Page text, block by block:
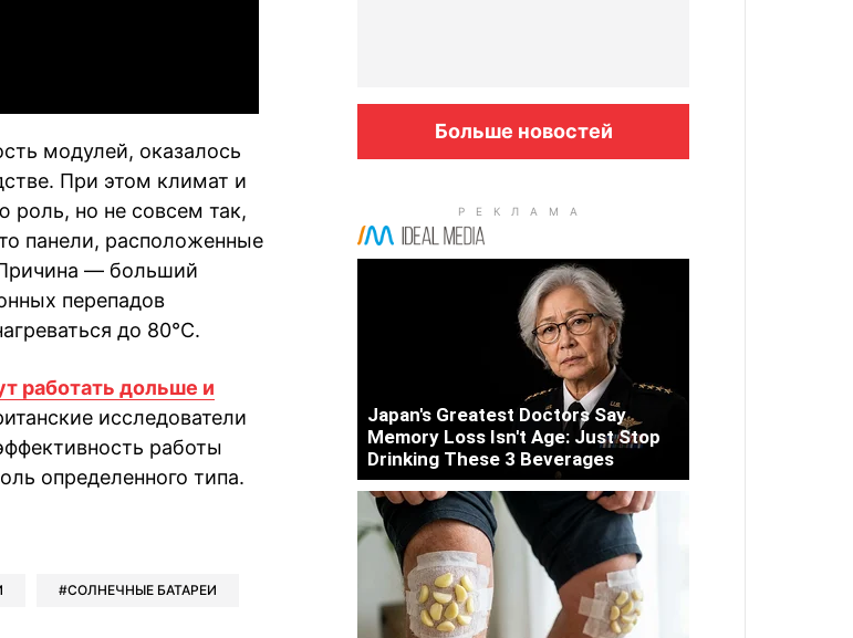
модулей, оказалось
При этом климат и
но не совсем так,
панели, расположенные
— больший
перепадов
до 80°C.
работать дольше и
исследователи
работы
определенного типа.
СОЛНЕЧНЫЕ БАТАРЕИ
Больше новостей